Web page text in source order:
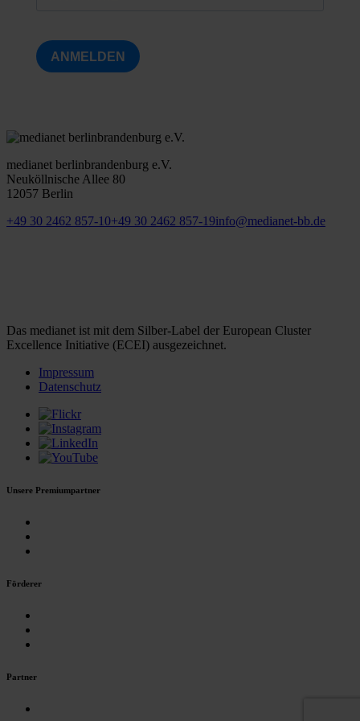
ANMELDEN
medianet berlinbrandenburg e.V.
Neuköllnische Allee 80
12057 Berlin
+49 30 2462 857-10+49 30 2462 857-19info@medianet-bb.de
Das medianet ist mit dem Silber-Label der European Cluster
Excellence Initiative (ECEI) ausgezeichnet.
Impressum
Datenschutz
Unsere Premiumpartner
Förderer
Partner